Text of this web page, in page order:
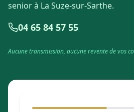
senior à La Suze-sur-Sarthe.
04 65 84 57 55
Aucune transmission, aucune revente de vos